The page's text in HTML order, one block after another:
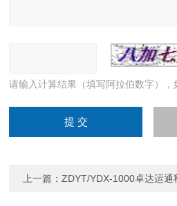
请输入计算结果（填写阿拉伯数字），
上一篇：ZDYT/YDX-1000卓达运通